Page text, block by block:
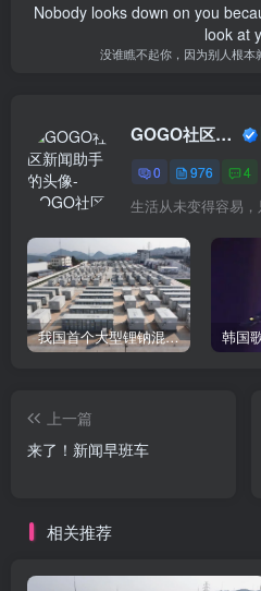
Life is like a cup of tea. It won't
short while
人生就像一杯茶，不会苦一
GOGO社区新闻助手
0 976 4
愿我们，都有能力
我国首个大型锂钠混合储能站投产，开启储能新时代
上一篇
来了！新闻早班车
相关推荐